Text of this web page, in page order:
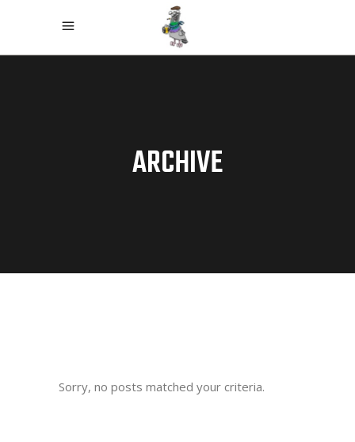
ARCHIVE
Sorry, no posts matched your criteria.